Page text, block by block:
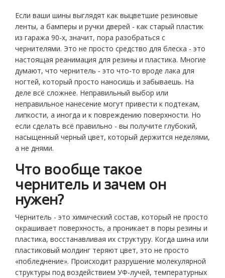
Если ваши шины выглядят как выцветшие резиновые
ленты, а бамперы и ручки дверей - как старый пластик
из гаража 90-х, значит, пора разобраться с
чернителями. Это не просто средство для блеска - это
настоящая реанимация для резины и пластика. Многие
думают, что чернитель - это что-то вроде лака для
ногтей, который просто наносишь и забываешь. На
деле всё сложнее. Неправильный выбор или
неправильное нанесение могут привести к подтекам,
липкости, а иногда и к повреждению поверхности. Но
если сделать всё правильно - вы получите глубокий,
насыщенный черный цвет, который держится неделями,
а не днями.
Что вообще такое
чернитель и зачем он
нужен?
Чернитель - это химический состав, который не просто
окрашивает поверхность, а проникает в поры резины и
пластика, восстанавливая их структуру. Когда шина или
пластиковый молдинг теряют цвет, это не просто
«побледнение». Происходит разрушение молекулярной
структуры под воздействием УФ-лучей, температурных